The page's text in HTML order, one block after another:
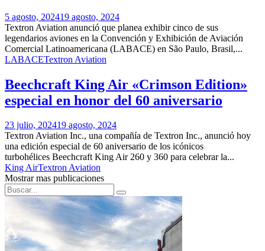
5 agosto, 202419 agosto, 2024
Textron Aviation anunció que planea exhibir cinco de sus
legendarios aviones en la Convención y Exhibición de Aviación
Comercial Latinoamericana (LABACE) en São Paulo, Brasil,...
LABACETextron Aviation
Beechcraft King Air «Crimson Edition»
especial en honor del 60 aniversario
23 julio, 202419 agosto, 2024
Textron Aviation Inc., una compañía de Textron Inc., anunció hoy
una edición especial de 60 aniversario de los icónicos
turbohélices Beechcraft King Air 260 y 360 para celebrar la...
King AirTextron Aviation
Mostrar mas publicaciones
Search
for:
Search